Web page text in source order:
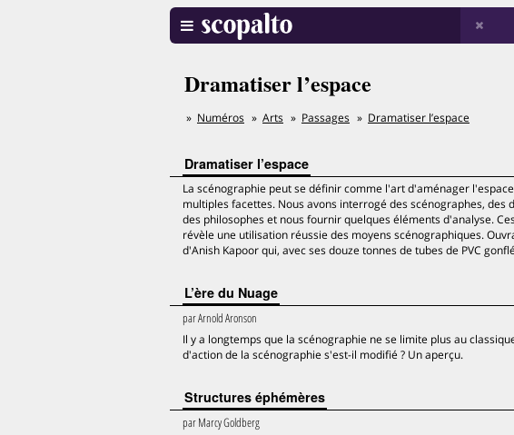
Dramatiser l’espace
Numéros Arts Passages Dramatiser l’espace
Dramatiser l’espace
La scénographie peut se définir comme l'art d'aménager
multiples facettes. Nous avons interrogé des scénographes,
des philosophes et nous fournir quelques éléments d'analyse.
révèle une utilisation réussie des moyens scénographiques.
d'Anish Kapoor qui, avec ses douze tonnes de tubes de PVC
L’ère du Nuage
parArnold Aronson
Il y a longtemps que la scénographie ne se limite plus au
d'action de la scénographie s'est-il modifié ? Un aperçu.
Structures éphémères
parMarcy Goldberg